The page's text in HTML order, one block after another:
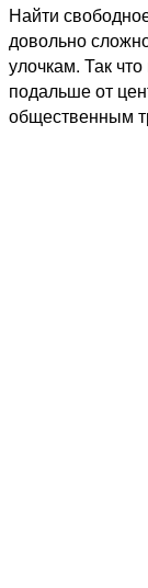
Найти
довольно
улочкам. Так
подальше от
общественным